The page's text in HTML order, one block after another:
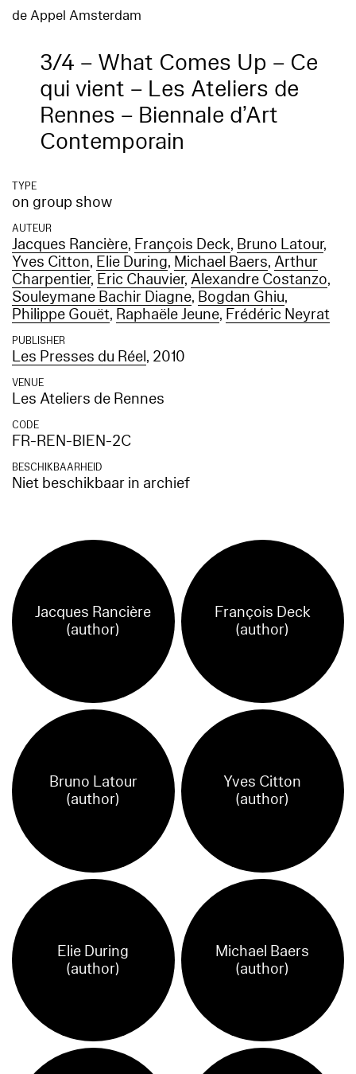
de Appel Amsterdam
3/4 – What Comes Up – Ce
qui vient – Les Ateliers de
Rennes – Biennale d’Art
Contemporain
TYPE
on group show
AUTEUR
Jacques Rancière, François Deck, Bruno Latour,
Yves Citton, Elie During, Michael Baers,Arthur
Charpentier, Eric Chauvier,Alexandre Costanzo,
Souleymane Bachir Diagne, Bogdan Ghiu,
Philippe Gouët, Raphaële Jeune, Frédéric Neyrat
PUBLISHER
Les Presses du Réel, 2010
VENUE
Les Ateliers de Rennes
CODE
FR-REN-BIEN-2C
BESCHIKBAARHEID
Niet beschikbaar in archief
Jacques Rancière
(author)
François Deck
(author)
Bruno Latour
(author)
Yves Citton
(author)
Elie During
(author)
Michael Baers
(author)